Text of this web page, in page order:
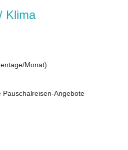
Klima
Monat)
Pauschalreisen-Angebote